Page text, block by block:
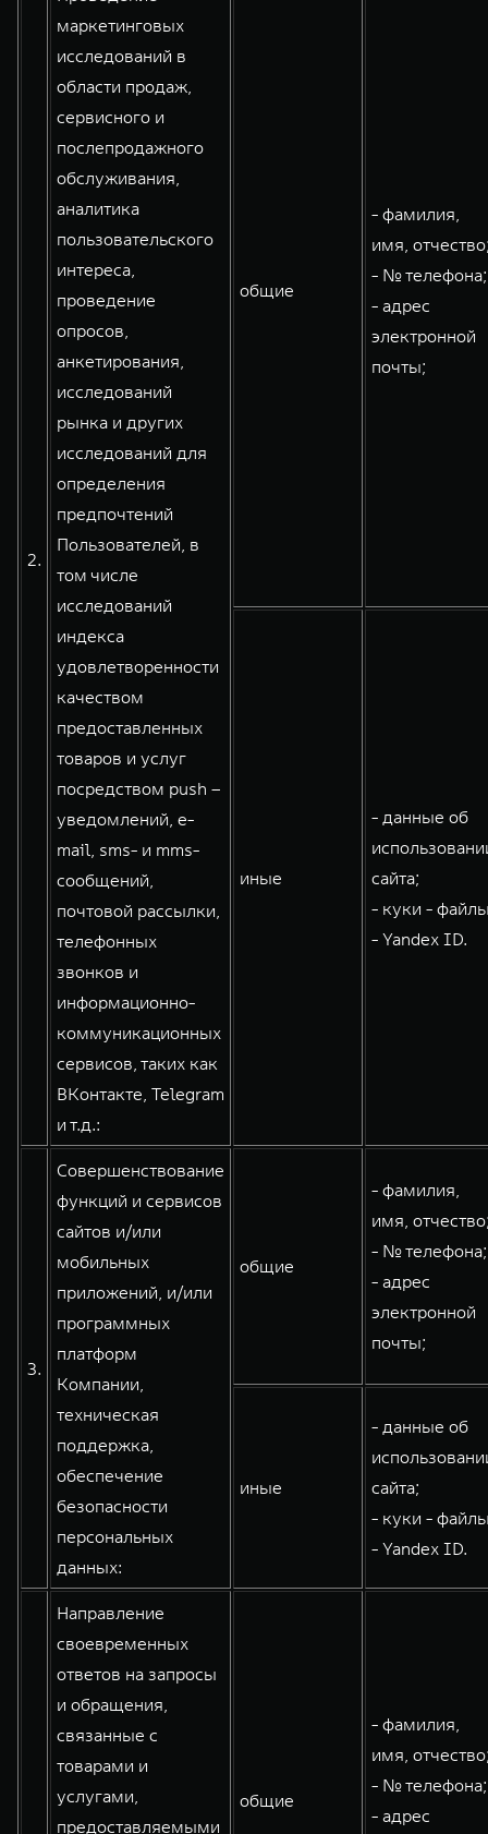
2.
маркетинговых
исследований в
области продаж,
сервисного и
послепродажного
обслуживания,
аналитика
пользовательского
интереса,
проведение
опросов,
анкетирования,
исследований
рынка и других
исследований для
определения
предпочтений
Пользователей, в
том числе
исследований
индекса
удовлетворенности
качеством
предоставленных
товаров и услуг
посредством push –
уведомлений, e-
mail, sms- и mms-
сообщений,
почтовой рассылки,
телефонных
звонков и
информационно-
коммуникационных
сервисов, таких как
ВКонтакте, Telegram
и т.д.:
общие
- фамилия,
имя,
- № телефона;
- адрес
электронной
почты;
иные
- данные об
сайта;
- куки -
- Yandex ID.
3.
Совершенствование
функций и сервисов
сайтов и/или
мобильных
приложений, и/или
программных
платформ
Компании,
техническая
поддержка,
обеспечение
безопасности
персональных
данных:
общие
- фамилия,
имя,
- № телефона;
- адрес
электронной
почты;
иные
- данные об
сайта;
- куки -
- Yandex ID.
Направление
своевременных
ответов на запросы
и обращения,
связанные с
товарами и
услугами,
предоставляемыми
общие
- фамилия,
имя,
- № телефона;
- адрес